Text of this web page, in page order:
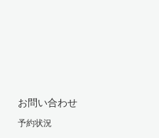
お問い合わせ
予約状況